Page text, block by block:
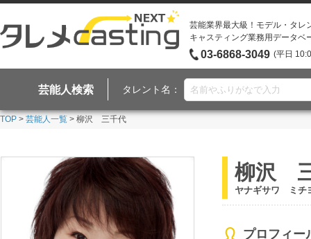
芸能業界最大級！モデル・タレ
キャスティング業務用データベ
03-6868-3049 (平日
芸能人検索 タレント名：
TOP > 芸能人一覧 > 柳沢 三千代
柳沢
ヤナギサワ ミチ
プロフィー